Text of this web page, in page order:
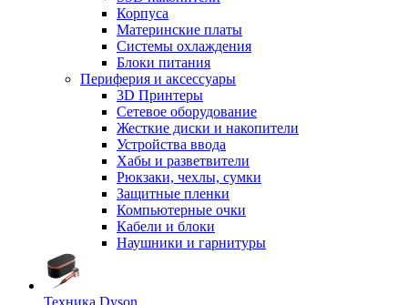
Корпуса
Материнские платы
Системы охлаждения
Блоки питания
Периферия и аксессуары
3D Принтеры
Сетевое оборудование
Жесткие диски и накопители
Устройства ввода
Хабы и разветвители
Рюкзаки, чехлы, сумки
Защитные пленки
Компьютерные очки
Кабели и блоки
Наушники и гарнитуры
Техника Dyson